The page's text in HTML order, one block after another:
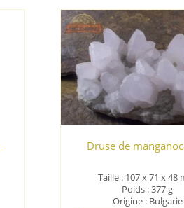
Druse de
Taille : 107 x 71 x 48
Poids : 377 g
Origine : Bulgarie